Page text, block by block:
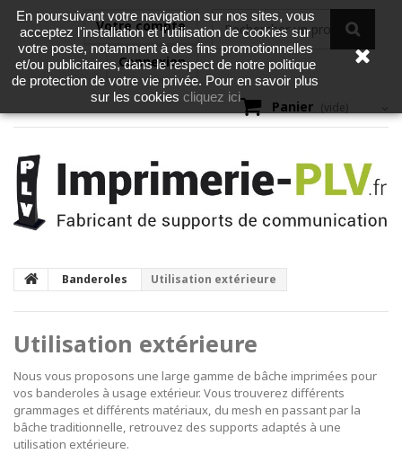
Votre compte
Connexion
Panier (vide)
Banderoles Utilisation extérieure
Utilisation extérieure
Nous vous proposons une large gamme de bâche imprimées pour
vos banderoles à usage extérieur. Vous trouverez différents
grammages et différents matériaux, du mesh en passant par la
bâche traditionnelle, retrouvez des supports adaptés à une
utilisation extérieure.
En poursuivant votre navigation sur nos sites, vous
acceptez l'installation et l'utilisation de cookies sur
votre poste, notamment à des fins promotionnelles
et/ou publicitaires, dans le respect de notre politique
de protection de votre vie privée. Pour en savoir plus
sur les cookies cliquez ici